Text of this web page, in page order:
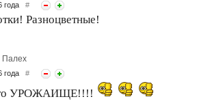
года #
Разноцветные!
Палех
года #
УРОЖАИЩЕ!!!!